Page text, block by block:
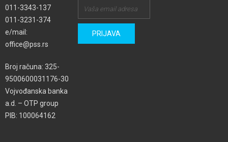
011-3343-137
011-3231-374
e/mail:
office@pss.rs
Broj računa: 325-
9500600031176-30
Vojvođanska banka
a.d. – OTP group
PIB: 100064162